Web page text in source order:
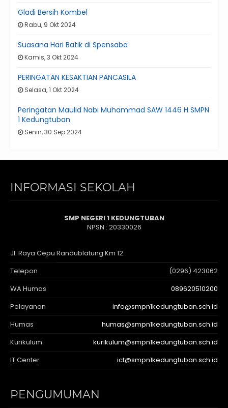
Gladi Bersih Kombel
Rabu, 9 Okt 2024
Suasana Hari Batik di Spensaba
Kamis, 3 Okt 2024
PERINGATAN KESAKTIAN PANCASILA
Selasa, 1 Okt 2024
Peringatan Maulid Nabi Muhammad SAW 1446 H SMPN
1 Kedungtuban
Senin, 30 Sep 2024
INFORMASI SEKOLAH
SMP NEGERI 1 KEDUNGTUBAN
NPSN : 20330026
Jl. Raya Cepu Randublatung Km 12
Telepon
(0296) 423062
WA Humas
089620510200
Pelayanan
info@smpn1kedungtuban.sch.id
Humas
humas@smpn1kedungtuban.sch.id
Kurikulum
kurikulum@smpn1kedungtuban.sch.id
IT Center
ict@smpn1kedungtuban.sch.id
PENGUMUMAN